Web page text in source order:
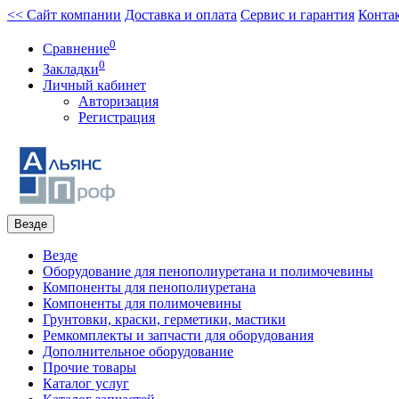
<< Сайт компании Доставка и оплата Сервис и гарантия
Сравнение0
Закладки0
Личный кабинет
Авторизация
Регистрация
Везде
Везде
Оборудование для пенополиуретана и полимочевины
Компоненты для пенополиуретана
Компоненты для полимочевины
Грунтовки, краски, герметики, мастики
Ремкомплекты и запчасти для оборудования
Дополнительное оборудование
Прочие товары
Каталог услуг